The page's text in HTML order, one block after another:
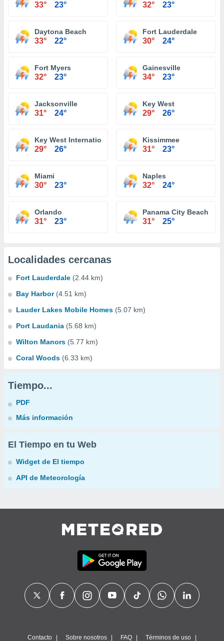
33° 23° 32° 23°
Daytona Beach
33° 22°
Fort Lauderdale
30° 24°
Fort Myers
32° 23°
Gainesville
34° 23°
Jacksonville
31° 24°
Key West
29° 26°
Key West International Airport
29° 26°
Kissimmee
31° 23°
Miami
30° 23°
Naples
32° 24°
Orlando
31° 23°
Panama City Beach
31° 25°
Localidades cercanas
Fort Lauderdale (2.44 km)
Bay Harbor (4.51 km)
Lauder Lakes Mobile Homes (5.07 km)
Port Laudania (5.68 km)
Wilton Manors (5.77 km)
Coral Woods (6.33 km)
Tiempo...
PDF
Más información
El Tiempo en tu Web
Widget de El tiempo
API de Meteorología
Contacto Sobre nosotros FAQ Términos de uso